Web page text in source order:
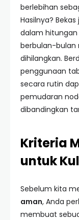
berlebihan
Hasilnya?
dalam
berbulan-bulan
dihilangkan.
penggunaan
secara rutin
pemudaran
dibandingkan
Kriteria
untuk
Sebelum kita
aman, Anda
membuat